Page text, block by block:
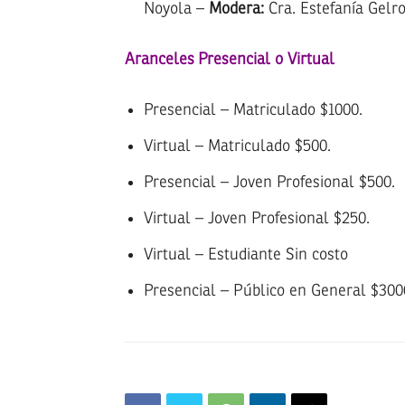
Noyola – Modera: Cra. Estefanía
Aranceles Presencial o Virtual
Presencial – Matriculado $1000.
Virtual – Matriculado $500.
Presencial – Joven Profesional $500.
Virtual – Joven Profesional $250.
Virtual – Estudiante Sin costo
Presencial – Público en General